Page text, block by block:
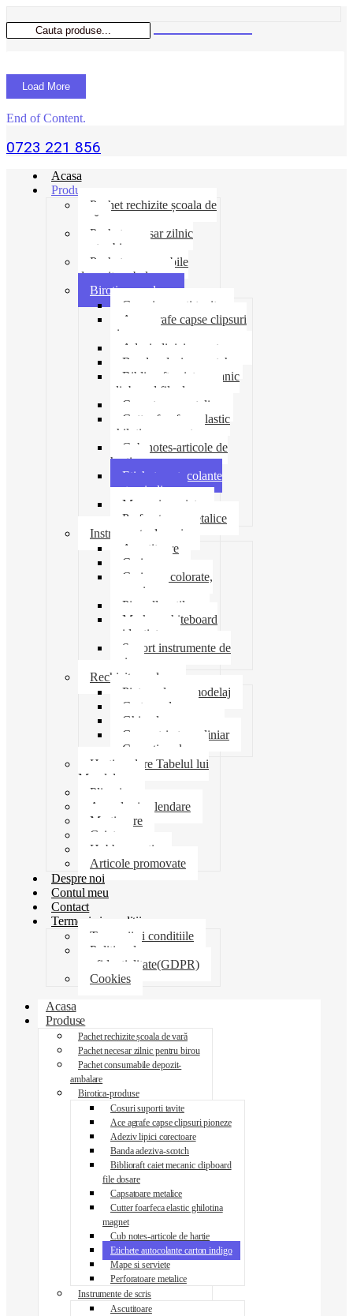
Load More
End of Content.
0723 221 856
Acasa
Produse
Pachet rechizite școala de
vară
Pachet necesar zilnic
pentru birou
Pachet consumabile
depozit-ambalare
Birotica-produse
Cosuri suporti tavite
Ace agrafe capse clipsuri
pioneze
Adeziv lipici corectoare
Banda adeziva-scotch
Biblioraft caiet mecanic
clipboard file dosare
Capsatoare metalice
Cutter foarfeca elastic
ghilotina magnet
Cub notes-articole de
hartie
Etichete autocolante
carton indigo
Mape si serviete
Perforatoare metalice
Instrumente de scris
Ascutitoare
Carioca
Creioane colorate,
mecanice
Pix roller stilou
Marker whiteboard
evidentiator
Suport instrumente de
scris
Rechizite scolare
Pictura desen modelaj
Creta scolara
Ghiozdane penare
Geometrie trusa liniar
Coperti scolare
Harti scolare Tabelul lui
Mendeleev
Plicuri
Agende si calendare
Martisoare
Caiete
Hobby creatie
Articole promovate
Despre noi
Contul meu
Contact
Termeni si conditii
Termenii si conditiile
Politica de
confidentialitate(GDPR)
Cookies
Acasa
Produse
Pachet rechizite școala de vară
Pachet necesar zilnic pentru birou
Pachet consumabile depozit-
ambalare
Birotica-produse
Cosuri suporti tavite
Ace agrafe capse clipsuri pioneze
Adeziv lipici corectoare
Banda adeziva-scotch
Biblioraft caiet mecanic clipboard
file dosare
Capsatoare metalice
Cutter foarfeca elastic ghilotina
magnet
Cub notes-articole de hartie
Etichete autocolante carton indigo
Mape si serviete
Perforatoare metalice
Instrumente de scris
Ascutitoare